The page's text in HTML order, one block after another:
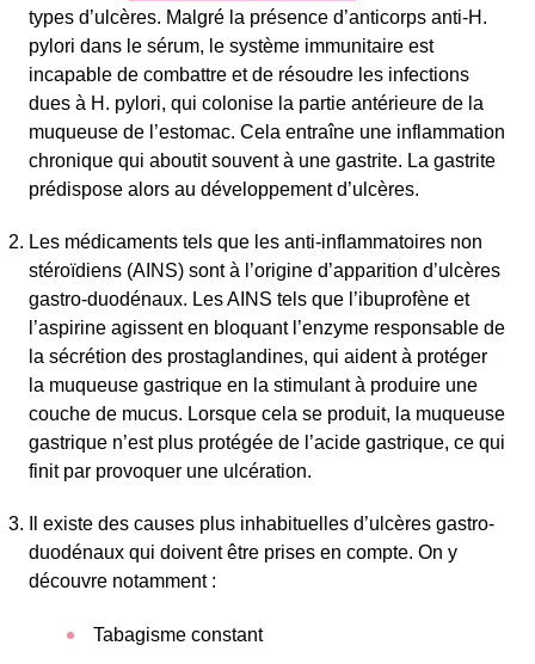
types d’ulcères. Malgré la présence d’anticorps anti-H.
pylori dans le sérum, le système immunitaire est
incapable de combattre et de résoudre les infections
dues à H. pylori, qui colonise la partie antérieure de la
muqueuse de l’estomac. Cela entraîne une inflammation
chronique qui aboutit souvent à une gastrite. La gastrite
prédispose alors au développement d’ulcères.
Les médicaments tels que les anti-inflammatoires non
stéroïdiens (AINS) sont à l’origine d’apparition d’ulcères
gastro-duodénaux. Les AINS tels que l’ibuprofène et
l’aspirine agissent en bloquant l’enzyme responsable de
la sécrétion des prostaglandines, qui aident à protéger
la muqueuse gastrique en la stimulant à produire une
couche de mucus. Lorsque cela se produit, la muqueuse
gastrique n’est plus protégée de l’acide gastrique, ce qui
finit par provoquer une ulcération.
Il existe des causes plus inhabituelles d’ulcères gastro-
duodénaux qui doivent être prises en compte. On y
découvre notamment :
Tabagisme constant